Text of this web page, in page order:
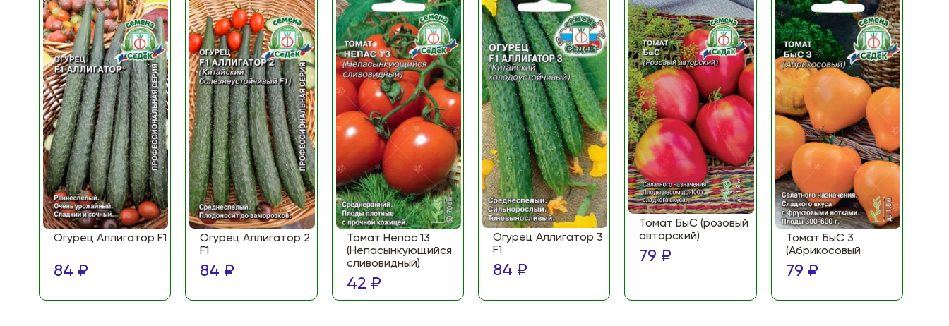
Огурец Аллигатор F1
84 ₽
Огурец Аллигатор 2
F1
84 ₽
Томат Непас 13
(Непасынкующийся
сливовидный)
42 ₽
Огурец Аллигатор 3
F1
84 ₽
Томат БыС (розовый
авторский)
79 ₽
Томат БыС 3
(Абрикосовый
79 ₽